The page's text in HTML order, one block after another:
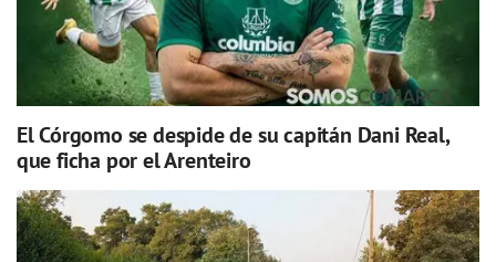
El Córgomo se despide de su capitán Dani Real,
que ficha por el Arenteiro